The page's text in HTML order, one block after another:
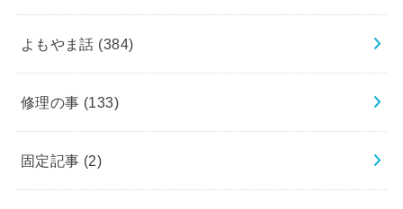
よもやま話 (384)
修理の事 (133)
固定記事 (2)